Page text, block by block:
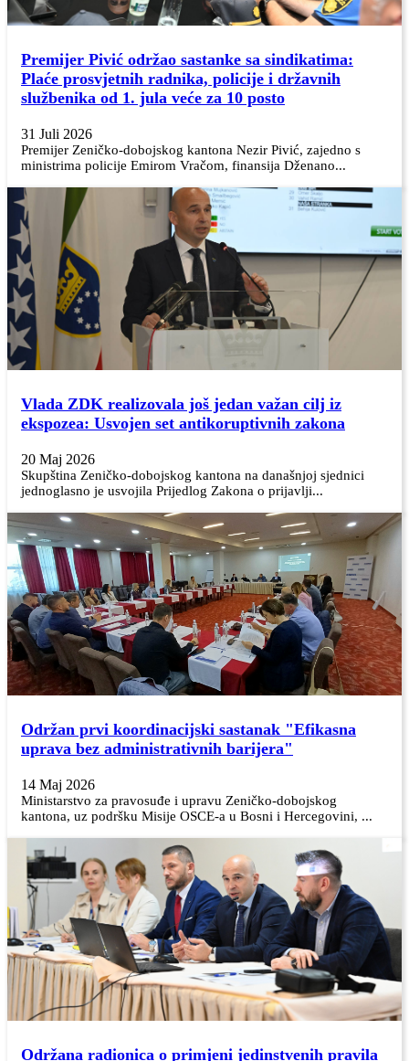
Premijer Pivić održao sastanke sa sindikatima:
Plaće prosvjetnih radnika, policije i državnih
službenika od 1. jula veće za 10 posto
31 Juli 2026
Premijer Zeničko-dobojskog kantona Nezir Pivić, zajedno s
ministrima policije Emirom Vračom, finansija Dženano...
Vlada ZDK realizovala još jedan važan cilj iz
ekspozea: Usvojen set antikoruptivnih zakona
20 Maj 2026
Skupština Zeničko-dobojskog kantona na današnjoj sjednici
jednoglasno je usvojila Prijedlog Zakona o prijavlji...
Održan prvi koordinacijski sastanak "Efikasna
uprava bez administrativnih barijera"
14 Maj 2026
Ministarstvo za pravosuđe i upravu Zeničko-dobojskog
kantona, uz podršku Misije OSCE-a u Bosni i Hercegovini, ...
Održana radionica o primjeni jedinstvenih pravila